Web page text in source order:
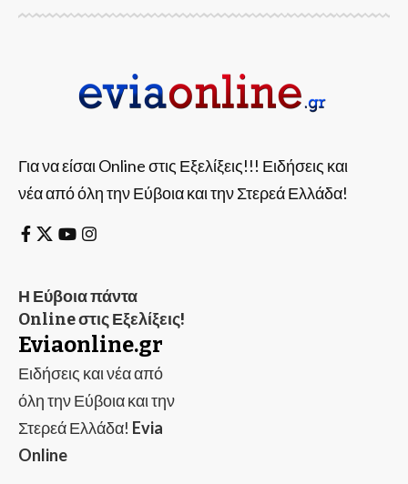
Για να είσαι Online στις Εξελίξεις!!! Ειδήσεις και
νέα από όλη την Εύβοια και την Στερεά Ελλάδα!
Η Εύβοια πάντα
Online στις Εξελίξεις!
Eviaonline.gr
Ειδήσεις και νέα από
όλη την Εύβοια και την
Στερεά Ελλάδα! Evia
Online